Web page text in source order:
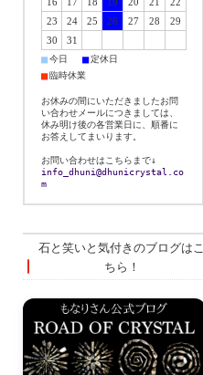
23
24 25 26 27 28
29
30
31
■今日 ■定休日
■臨時休業
お休みの間にいただきましたお問
い合わせメールにつきましては、
休み明け後の各営業日に、順番に
お答えしてまいります。
お問い合わせはこちらまで↓
info_dhuni@dhunicrystal.co
m
石と笑いと気付きのブログはこ
ちら！